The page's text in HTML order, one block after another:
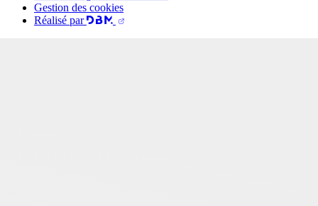
Gestion des cookies
Réalisé par